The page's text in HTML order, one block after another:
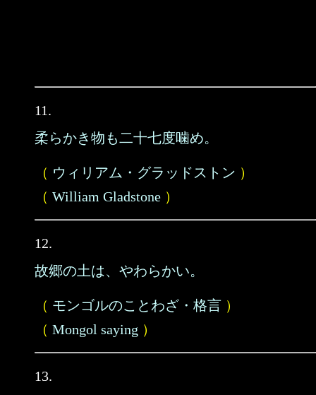
11.
柔らかき物も二十七度噛め。
（ ウィリアム・グラッドストン ）
（ William Gladstone ）
12.
故郷の土は、やわらかい。
（ モンゴルのことわざ・格言 ）
（ Mongol saying ）
13.